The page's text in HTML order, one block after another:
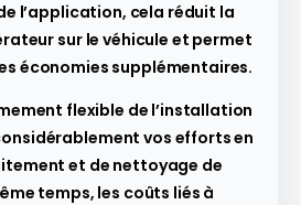
l’application, cela réduit la
sur le véhicule et permet
économies supplémentaires.
flexible de l’installation
vos efforts en
et de nettoyage de
temps, les coûts liés à